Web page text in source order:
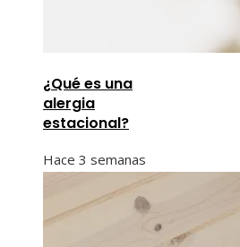
¿Qué es una
alergia
estacional?
Hace 3 semanas